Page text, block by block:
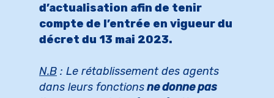
d’actualisation afin de tenir
compte de l’entrée en vigueur du
décret du 13 mai 2023.
N.B : Le rétablissement des agents
dans leurs fonctionsne donne pas